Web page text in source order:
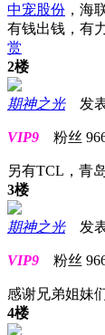
中宠股份 ，海
有钱出钱，有
赏
2楼
期神之光发表
VIP9 粉丝
另有TCL，青
3楼
期神之光发表
VIP9 粉丝
感谢兄弟姐妹
4楼